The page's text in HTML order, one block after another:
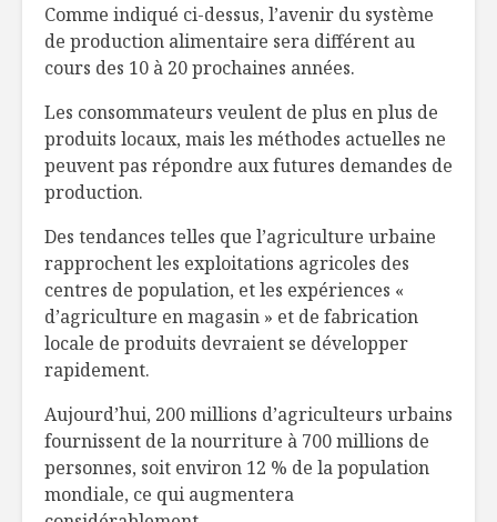
Comme indiqué ci-dessus, l’avenir du système
de production alimentaire sera différent au
cours des 10 à 20 prochaines années.
Les consommateurs veulent de plus en plus de
produits locaux, mais les méthodes actuelles ne
peuvent pas répondre aux futures demandes de
production.
Des tendances telles que l’agriculture urbaine
rapprochent les exploitations agricoles des
centres de population, et les expériences «
d’agriculture en magasin » et de fabrication
locale de produits devraient se développer
rapidement.
Aujourd’hui, 200 millions d’agriculteurs urbains
fournissent de la nourriture à 700 millions de
personnes, soit environ 12 % de la population
mondiale, ce qui augmentera